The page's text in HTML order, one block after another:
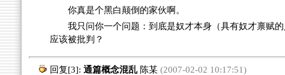
你真是个黑白颠倒的家伙啊。
我只问你一个问题：到底是奴才本身（具有奴才禀赋
应该被批判？
回复[3]: 通篇概念混乱 陈某(2007-02-02 10:17:51)